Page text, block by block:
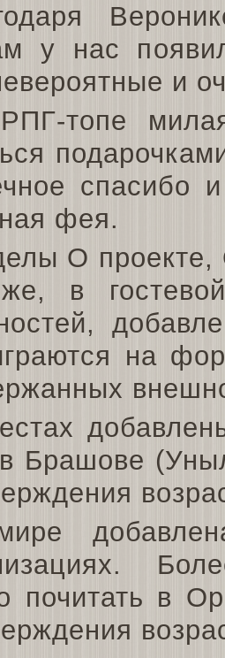
у нас
и
топе
спасибо
фея.
О проекте,
в
на
Брашове
почитать в